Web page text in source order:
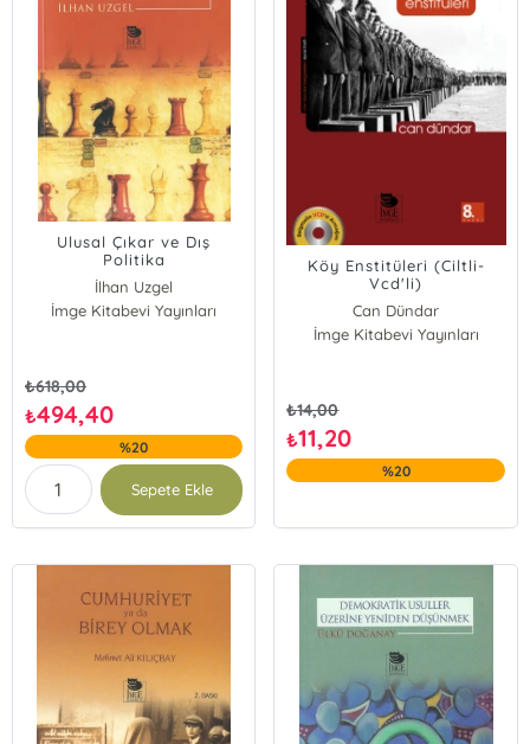
Ulusal Çıkar ve Dış
Politika
İlhan Uzgel
İmge Kitabevi Yayınları
₺618,00
₺494,40
%20
Sepete Ekle
Köy Enstitüleri (Ciltli-
Vcd'li)
Can Dündar
İmge Kitabevi Yayınları
₺14,00
₺11,20
%20